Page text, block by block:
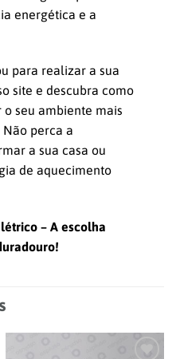
energética e a
para realizar a sua
site e descubra como
seu ambiente mais
perca a
a sua casa ou
de aquecimento
– A escolha